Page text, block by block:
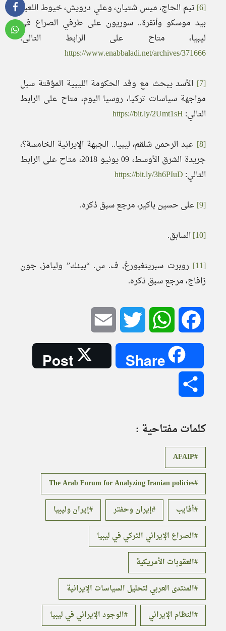
[6] تيم الحاج، ميس شتيان، وعلي درويش، خيوط اللعبة
بيد موسكو وأنقرة.. سوريون على طرفي الصراع في
ليبيا، متاح على الرابط التالى:
https://www.enabbaladi.net/archives/371666
[7]
الأسد يبحث مع وفد الحكومة الليبية المؤقتة سبل
مواجهة سياسات تركيا، روسيا اليوم، متاح على الرابط
التالي: https://bit.ly/2Umt1sH
[8]
عبد الرحمن شلقم، ليبيا.. الجبهة الإيرانية الخامسة؟،
جريدة الشرق الأوسط، 09 يونيو 2018، متاح على الرابط
التالي: https://bit.ly/3h6PIuD
[9] على حسين باكير، مرجع سبق ذكره.
[10]
السابق.
[11]
روبرت سبرينغبورغ, ف. س. “بينك” وليامز, جون
زافاج، مرجع سبق ذكره.
Facebook
WhatsApp
Twitter
Share
Post
كلمات مفتاحية :
AFAIP
The Arab Forum for Analyzing Iranian policies
أفايب
إيران وحفتر
إيران وليبيا
الصراع الإيراني التركي في ليبيا
العقوبات الأمريكية
المنتدى العربي لتحليل السياسات الإيرانية
النظام الإيراني
الوجود الإيراني في ليبيا